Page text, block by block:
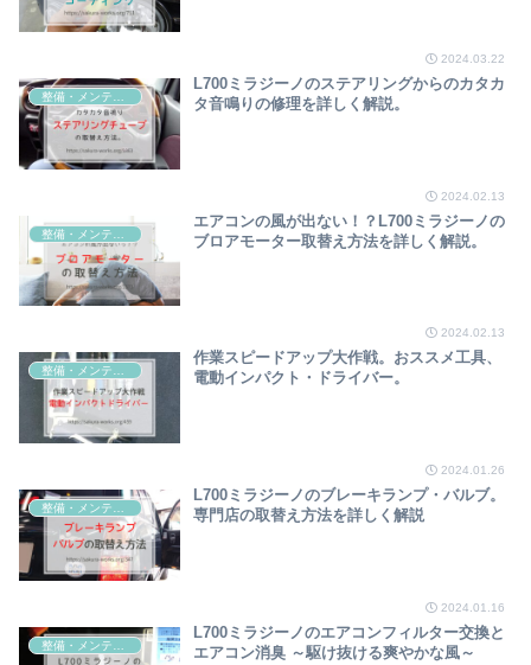
2024.03.22
L700ミラジーノのステアリングからのカタカ
タ音鳴りの修理を詳しく解説。
2024.02.13
エアコンの風が出ない！？L700ミラジーノの
ブロアモーター取替え方法を詳しく解説。
2024.02.13
整備・メンテナンス
作業スピードアップ大作戦。おススメ工具、
電動インパクト・ドライバー。
2024.01.26
L700ミラジーノのブレーキランプ・バルブ。
専門店の取替え方法を詳しく解説
2024.01.16
L700ミラジーノのエアコンフィルター交換と
エアコン消臭 ～駆け抜ける爽やかな風～